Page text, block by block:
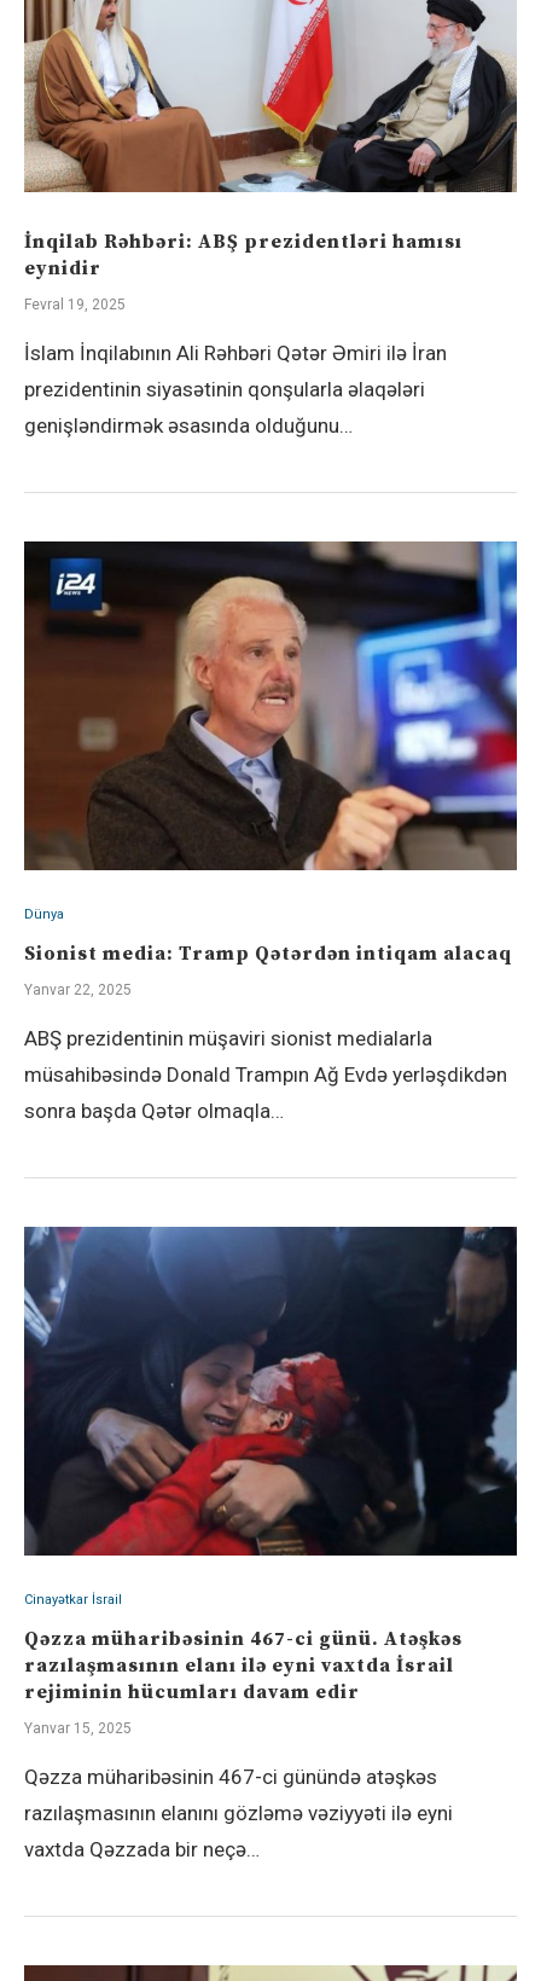
İnqilab Rəhbəri: ABŞ prezidentləri hamısı
eynidir
Fevral 19, 2025
İslam İnqilabının Ali Rəhbəri Qətər Əmiri ilə İran
prezidentinin siyasətinin qonşularla əlaqələri
genişləndirmək əsasında olduğunu…
Dünya
Sionist media: Tramp Qətərdən intiqam alacaq
Yanvar 22, 2025
ABŞ prezidentinin müşaviri sionist medialarla
müsahibəsində Donald Trampın Ağ Evdə yerləşdikdən
sonra başda Qətər olmaqla…
Cinayətkar İsrail
Qəzza müharibəsinin 467-ci günü. Atəşkəs
razılaşmasının elanı ilə eyni vaxtda İsrail
rejiminin hücumları davam edir
Yanvar 15, 2025
Qəzza müharibəsinin 467-ci günündə atəşkəs
razılaşmasının elanını gözləmə vəziyyəti ilə eyni
vaxtda Qəzzada bir neçə…